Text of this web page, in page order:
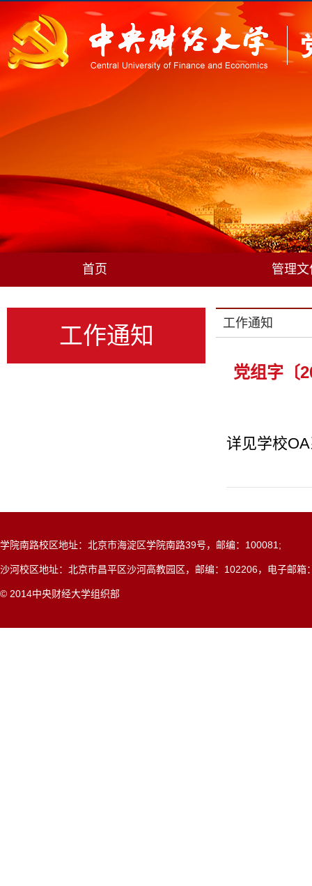
首页 管理文
工作通知 工作通知
党组字〔
详见学校
学院南路校区地址：北京市海淀区学院南路39号，邮编：100081;
沙河校区地址：北京市昌平区沙河高教园区，邮编：102206，电子邮箱
© 2014中央财经大学组织部